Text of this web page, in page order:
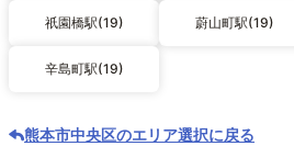
祇園橋駅(19) 蔚山町駅(19)
辛島町駅(19)
熊本市中央区のエリア選択に戻る